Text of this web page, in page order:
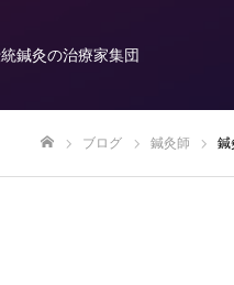
鍼灸の治療家集団
ブログ 鍼灸師 鍼